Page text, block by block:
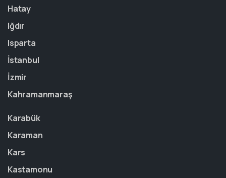
Hatay
Iğdır
Isparta
İstanbul
İzmir
Kahramanmaraş
Karabük
Karaman
Kars
Kastamonu